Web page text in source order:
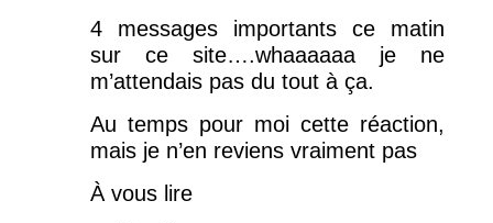
4 messages importants ce matin
sur ce site….whaaaaaa je ne
m’attendais pas du tout à ça.
Au temps pour moi cette réaction,
mais je n’en reviens vraiment pas
À vous lire